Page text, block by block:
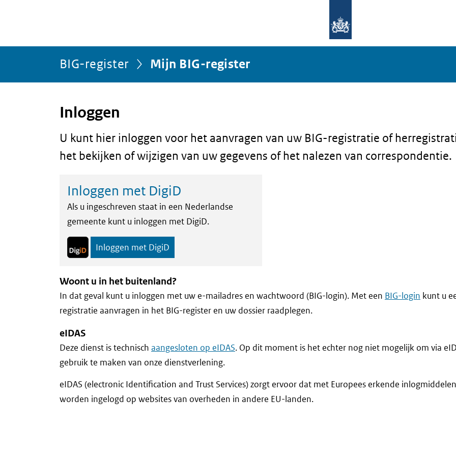
U bevindt zich hier:
BIG-register Mijn BIG-register
Inloggen
U kunt hier inloggen voor het aanvragen van uw BIG-registratie of
het bekijken of wijzigen van uw gegevens of het nalezen van correspondentie.
Inloggen met DigiD
Als u ingeschreven staat in een Nederlandse
gemeente kunt u inloggen met DigiD.
Inloggen met DigiD
Woont u in het buitenland?
In dat geval kunt u inloggen met uw e-mailadres en wachtwoord (BIG-login). Met een BIG-login kunt u
registratie aanvragen in het BIG-register en uw dossier raadplegen.
eIDAS
Deze dienst is technisch aangesloten op eIDAS. Op dit moment is het echter nog niet mogelijk om via
gebruik te maken van onze dienstverlening.
eIDAS (electronic Identification and Trust Services) zorgt ervoor dat met Europees erkende
worden ingelogd op websites van overheden in andere EU-landen.